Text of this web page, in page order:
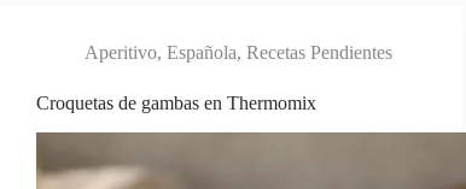
Aperitivo, Española, Recetas Pendientes
Croquetas de gambas en Thermomix